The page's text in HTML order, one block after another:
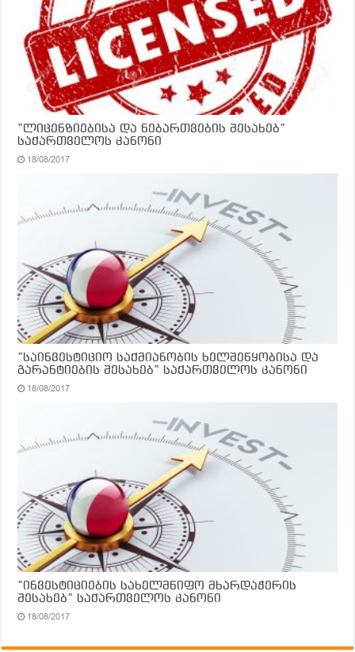
”ლიცენზიებისა და ნებართვების შესახებ”
საქართველოს კანონი
18/08/2017
”საინვესტიციო საქმიანობის ხელშეწყობისა და
გარანტიების შესახებ” საქართველოს კანონი
18/08/2017
”ინვესტიციების სახელმწიფო მხარდაჭერის
შესახებ” საქართველოს კანონი
18/08/2017